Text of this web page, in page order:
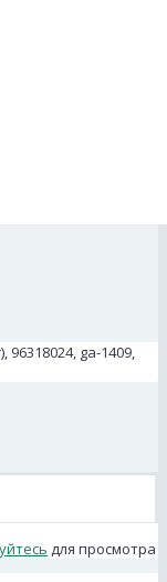
96318024, ga-1409,
для просмотра